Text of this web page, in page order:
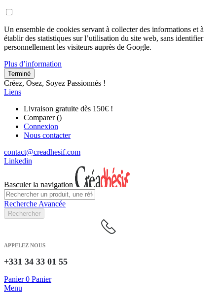
Un ensemble de cookies servant à collecter des informations et à
établir des statistiques sur l’utilisation du site web, sans identifier
personnellement les visiteurs auprès de Google.
Plus d’information
Terminé
Créez, Osez, Soyez Passionnés !
Liens
Livraison gratuite dès 150€ !
Comparer ()
Connexion
Nous contacter
contact@creadhesif.com
Linkedin
Basculer la navigation
Recherche Avancée
Rechercher
APPELEZ NOUS
+331 34 33 01 55
Panier 0 Panier
Menu